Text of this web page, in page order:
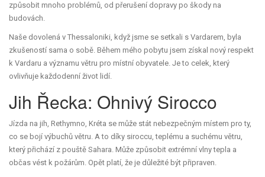
způsobit mnoho problémů, od přerušení dopravy po škody na
budovách.
Naše dovolená v Thessaloniki, když jsme se setkali s Vardarem, byla
zkušeností sama o sobě. Během mého pobytu jsem získal nový respekt
k Vardaru a významu větru pro místní obyvatele. Je to celek, který
ovlivňuje každodenní život lidí.
Jih Řecka: Ohnivý Sirocco
Jízda na jih, Rethymno, Kréta se může stát nebezpečným místem pro ty,
co se bojí výbuchů větru. A to díky siroccu, teplému a suchému větru,
který přichází z pouště Sahara. Může způsobit extrémní vlny tepla a
občas vést k požárům. Opět platí, že je důležité být připraven.